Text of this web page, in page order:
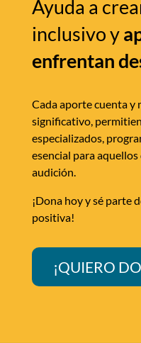
Ayuda a
inclusivo y
enfrentan
Cada aporte cuenta y
significativo,
especializados,
esencial para
audición.
¡Dona hoy y sé parte
positiva!
¡QUIERO